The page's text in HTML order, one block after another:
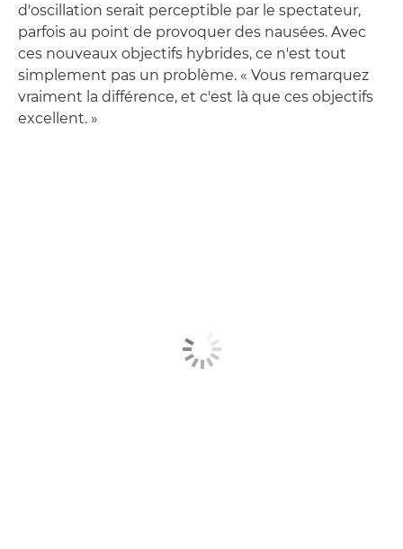
d'oscillation serait perceptible par le spectateur,
parfois au point de provoquer des nausées. Avec
ces nouveaux objectifs hybrides, ce n'est tout
simplement pas un problème. « Vous remarquez
vraiment la différence, et c'est là que ces objectifs
excellent. »